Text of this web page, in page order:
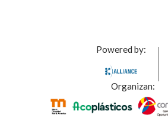
Powered by:
Organizan: